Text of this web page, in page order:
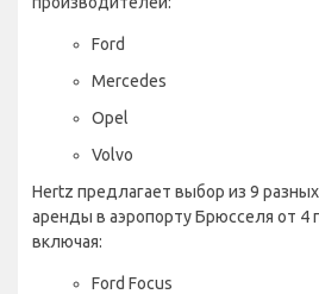
Ford
Mercedes
Opel
Volvo
Hertz предлагает выбор из 9
аренды в аэропорту Брюсселя от 4
включая:
Ford Focus